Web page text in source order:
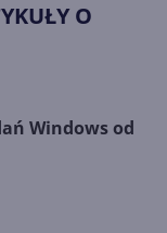
O
Windows od